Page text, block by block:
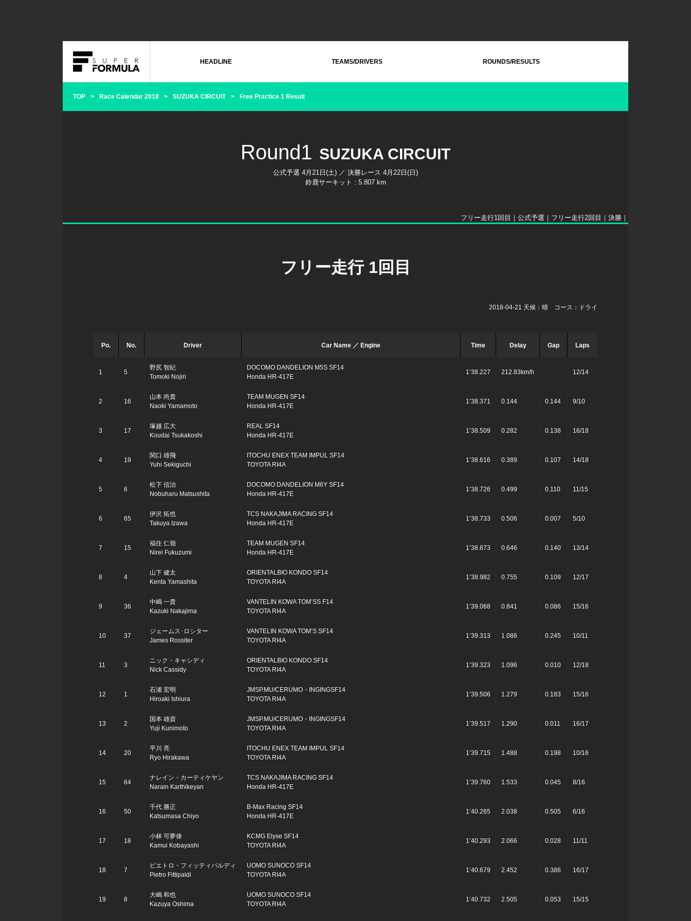
HEADLINE TEAMS/DRIVERS ROUNDS/RESULTS
TOP Race Calendar 2018 SUZUKA CIRCUIT Free Practice 1 Result
Round1 SUZUKA CIRCUIT
公式予選 4月21日(土) ／ 決勝レース 4月22日(日)
鈴鹿サーキット : 5.807 km
フリー走行1回目 ｜ 公式予選 ｜ フリー走行2回目 ｜ 決勝 ｜
フリー走行 1回目
2018-04-21 天候：晴 コース：ドライ
Po. No. Driver Car Name ／ Engine Time Delay Gap Laps
1 5
野尻 智紀
Tomoki Nojiri
DOCOMO DANDELION M5S SF14
Honda HR-417E
1’38.227 212.83km/h 12/14
2 16
山本 尚貴
Naoki Yamamoto
TEAM MUGEN SF14
Honda HR-417E
1’38.371 0.144 0.144 9/10
3 17
塚越 広大
Koudai Tsukakoshi
REAL SF14
Honda HR-417E
1’38.509 0.282 0.138 16/18
4 19
関口 雄飛
Yuhi Sekiguchi
ITOCHU ENEX TEAM IMPUL SF14
TOYOTA RI4A
1’38.616 0.389 0.107 14/18
5 6
松下 信治
Nobuharu Matsushita
DOCOMO DANDELION M6Y SF14
Honda HR-417E
1’38.726 0.499 0.110 11/15
6 65
伊沢 拓也
Takuya Izawa
TCS NAKAJIMA RACING SF14
Honda HR-417E
1’38.733 0.506 0.007 5/10
7 15
福住 仁嶺
Nirei Fukuzumi
TEAM MUGEN SF14
Honda HR-417E
1’38.873 0.646 0.140 13/14
8 4
山下 健太
Kenta Yamashita
ORIENTALBIO KONDO SF14
TOYOTA RI4A
1’38.982 0.755 0.109 12/17
9 36
中嶋 一貴
Kazuki Nakajima
VANTELIN KOWA TOM’SS F14
TOYOTA RI4A
1’39.068 0.841 0.086 15/16
10 37
ジェームス･ロシター
James Rossiter
VANTELIN KOWA TOM’S SF14
TOYOTA RI4A
1’39.313 1.086 0.245 10/11
11 3
ニック・キャシディ
Nick Cassidy
ORIENTALBIO KONDO SF14
TOYOTA RI4A
1’39.323 1.096 0.010 12/18
12 1
石浦 宏明
Hiroaki Ishiura
JMSP.MU/CERUMO・INGINGSF14
TOYOTA RI4A
1’39.506 1.279 0.183 15/16
13 2
国本 雄資
Yuji Kunimoto
JMSP.MU/CERUMO・INGINGSF14
TOYOTA RI4A
1’39.517 1.290 0.011 16/17
14 20
平川 亮
Ryo Hirakawa
ITOCHU ENEX TEAM IMPUL SF14
TOYOTA RI4A
1’39.715 1.488 0.198 10/16
15 64
ナレイン・カーティケヤン
Narain Karthikeyan
TCS NAKAJIMA RACING SF14
Honda HR-417E
1’39.760 1.533 0.045 8/16
16 50
千代 勝正
Katsumasa Chiyo
B-Max Racing SF14
Honda HR-417E
1’40.265 2.038 0.505 6/16
17 18
小林 可夢偉
Kamui Kobayashi
KCMG Elyse SF14
TOYOTA RI4A
1’40.293 2.066 0.028 11/11
18 7
ピエトロ・フィッティパルディ
Pietro Fittipaldi
UOMO SUNOCO SF14
TOYOTA RI4A
1’40.679 2.452 0.386 16/17
19 8
大嶋 和也
Kazuya Oshima
UOMO SUNOCO SF14
TOYOTA RI4A
1’40.732 2.505 0.053 15/15